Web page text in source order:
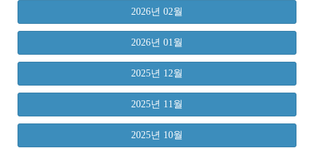
2026년 02월
2026년 01월
2025년 12월
2025년 11월
2025년 10월